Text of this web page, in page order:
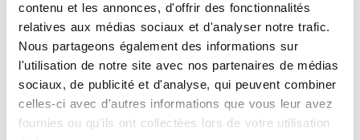
contenu et les annonces, d'offrir des fonctionnalités
relatives aux médias sociaux et d'analyser notre trafic.
Nous partageons également des informations sur
l'utilisation de notre site avec nos partenaires de médias
sociaux, de publicité et d'analyse, qui peuvent combiner
celles-ci avec d'autres informations que vous leur avez
fournies ou qu'ils ont collectées lors de votre utilisation
et précision. Le réseau Vidi met la
qualité scientifique et l'humain au cour
de sa démarche. À Elne, la technologie,
la compétence et la bienveillance se
conjuguent pour offrir un examen sûr,
clair et rassurant.